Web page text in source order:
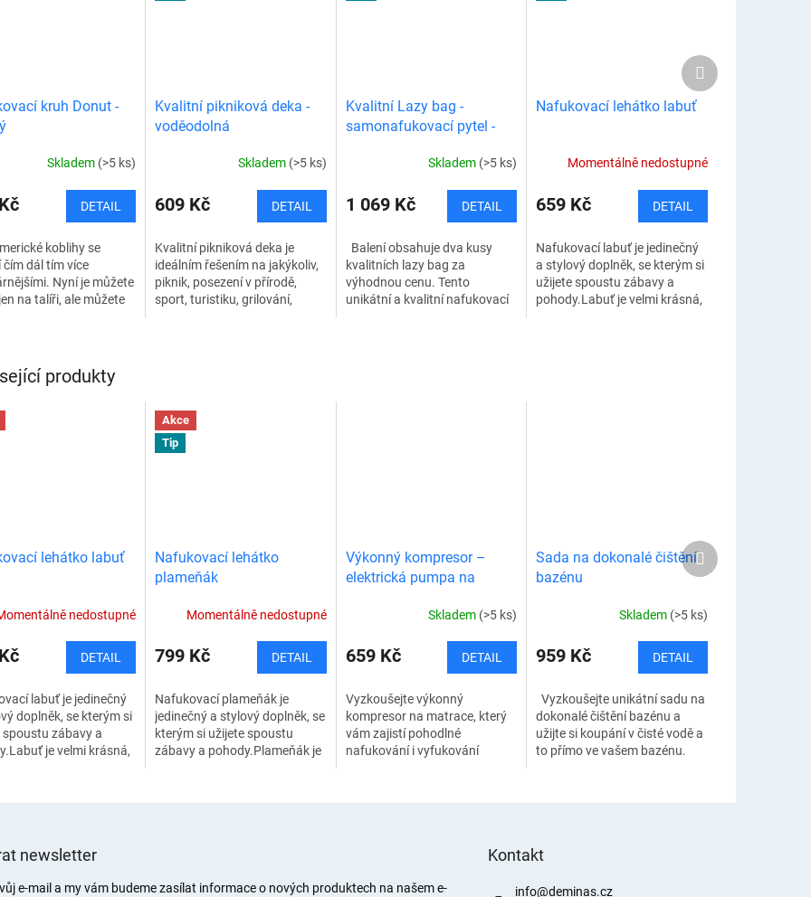
produkty
lehátko labuť
nedostupné
DETAIL
labuť je jedinečný
doplněk, se kterým si
spoustu zábavy a
je velmi krásná,
Akce
Tip
Nafukovací lehátko
plameňák
Momentálně nedostupné
799 Kč DETAIL
Nafukovací plameňák je
jedinečný a stylový doplněk, se
kterým si užijete spoustu
zábavy a pohody.Plameňák je
Výkonný kompresor –
elektrická pumpa na
Skladem (>5 ks)
659 Kč DETAIL
Vyzkoušejte výkonný
kompresor na matrace, který
vám zajistí pohodlné
nafukování i vyfukování
Sada na dokonalé čištění
bazénu
Skladem (>5 ks)
959 Kč DETAIL
Vyzkoušejte unikátní sadu na
dokonalé čištění bazénu a
užijte si koupání v čisté vodě a
to přímo ve vašem bazénu.
Další
produkt
kruh Donut -
Skladem (>5 ks)
DETAIL
koblihy se
čím dál tím více
Nyní je můžete
na talíři, ale můžete
Kvalitní pikniková deka -
voděodolná
Skladem (>5 ks)
609 Kč DETAIL
Kvalitní pikniková deka je
ideálním řešením na jakýkoliv,
piknik, posezení v přírodě,
sport, turistiku, grilování,
Kvalitní Lazy bag -
samonafukovací pytel -
Skladem (>5 ks)
1 069 Kč DETAIL
Balení obsahuje dva kusy
kvalitních lazy bag za
výhodnou cenu. Tento
unikátní a kvalitní nafukovací
Nafukovací lehátko labuť
Momentálně nedostupné
659 Kč DETAIL
Nafukovací labuť je jedinečný
a stylový doplněk, se kterým si
užijete spoustu zábavy a
pohody.Labuť je velmi krásná,
Další
produkt
newsletter
e-mail a my vám budeme zasílat informace o nových produktech na našem e-
Kontakt
info@deminas.cz